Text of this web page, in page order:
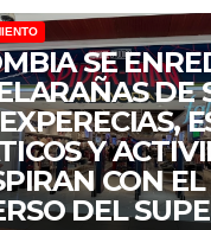
SE
DE
Y
CON EL
DEL